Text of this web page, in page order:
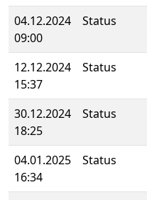
04.12.2024
09:00
Status
12.12.2024
15:37
Status
30.12.2024
18:25
Status
04.01.2025
16:34
Status